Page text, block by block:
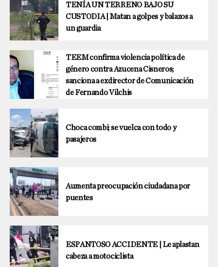
TENÍA UN TERRENO BAJO SU
CUSTODIA | Matan a golpes y balazos a
un guardia
TEEM confirma violencia política de
género contra Azucena Cisneros;
sanciona a exdirector de Comunicación
de Fernando Vilchis
Choca combi; se vuelca con todo y
pasajeros
Aumenta preocupación ciudadana por
puentes
ESPANTOSO ACCIDENTE | Le aplastan
cabeza a motociclista